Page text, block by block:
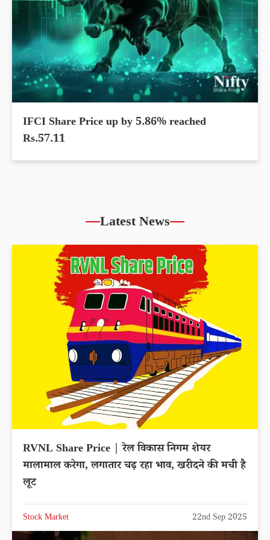
IFCI Share Price up by 5.86% reached
Rs.57.11
Latest News
RVNL Share Price | रेल विकास निगम शेयर
मालामाल करेगा, लगातार चढ़ रहा भाव, खरीदने की मची है
लूट
Stock Market 22nd Sep 2025